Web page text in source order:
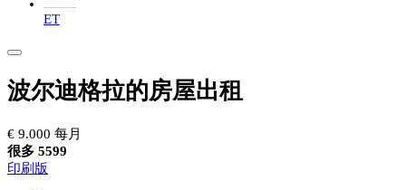
ET
波尔迪格拉的房屋出租
€ 9.000 每月
很多 5599
印刷版